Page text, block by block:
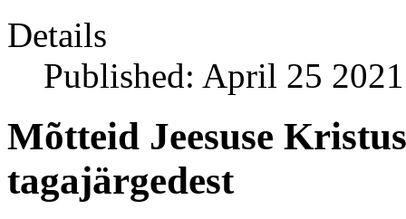
Details
Published: April 25 2021
Mõtteid Jeesuse
tagajärgedest